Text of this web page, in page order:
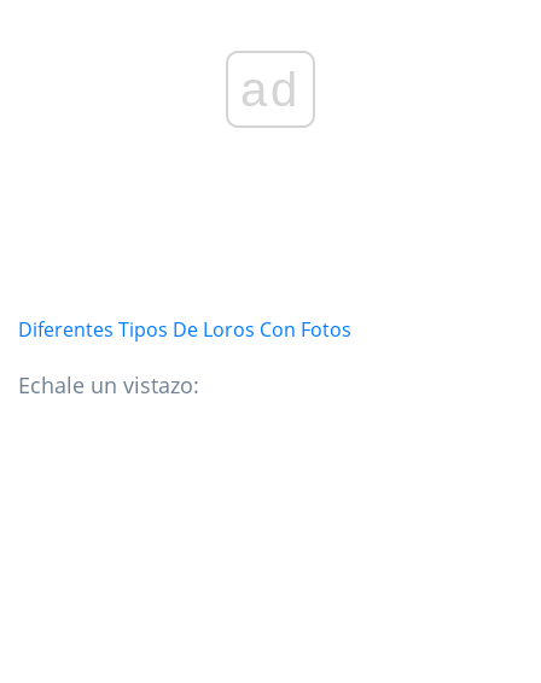
ad
Diferentes Tipos De Loros Con Fotos
Echale un vistazo: